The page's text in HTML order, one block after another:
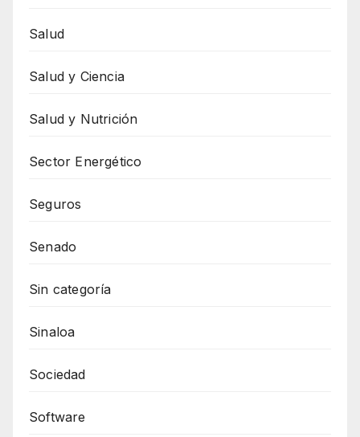
Salud
Salud y Ciencia
Salud y Nutrición
Sector Energético
Seguros
Senado
Sin categoría
Sinaloa
Sociedad
Software